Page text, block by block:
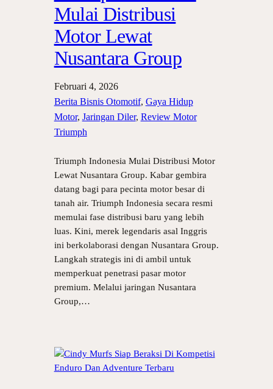
Mulai Distribusi
Motor Lewat
Nusantara Group
Februari 4, 2026
Berita Bisnis Otomotif, Gaya Hidup
Motor, Jaringan Diler, Review Motor
Triumph
Triumph Indonesia Mulai Distribusi Motor
Lewat Nusantara Group. Kabar gembira
datang bagi para pecinta motor besar di
tanah air. Triumph Indonesia secara resmi
memulai fase distribusi baru yang lebih
luas. Kini, merek legendaris asal Inggris
ini berkolaborasi dengan Nusantara Group.
Langkah strategis ini di ambil untuk
memperkuat penetrasi pasar motor
premium. Melalui jaringan Nusantara
Group,…